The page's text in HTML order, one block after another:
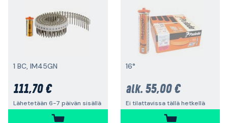
1 BC, IM45GN
111,70 €
Lähetetään 6-7 päivän sisällä
16°
alk. 55,00 €
Ei tilattavissa tällä hetkellä